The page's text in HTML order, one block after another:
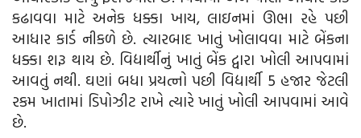
કઢાવવા માટે અનેક ધક્કા ખાય, લાઇનમાં ઊભા રહે પછી
આધાર કાર્ડ નીકળે છે. ત્યારબાદ ખાતું ખોલાવવા માટે બેંકના
ધક્કા શરૂ થાય છે. વિદ્યાર્થીનું ખાતું બેંક દ્વારા ખોલી આપવામાં
આવતું નથી. ઘણાં બધા પ્રયત્નો પછી વિદ્યાર્થી 5 હજાર જેટલી
રકમ ખાતામાં ડિપોઝીટ રાખે ત્યારે ખાતું ખોલી આપવામાં આવે
છે.